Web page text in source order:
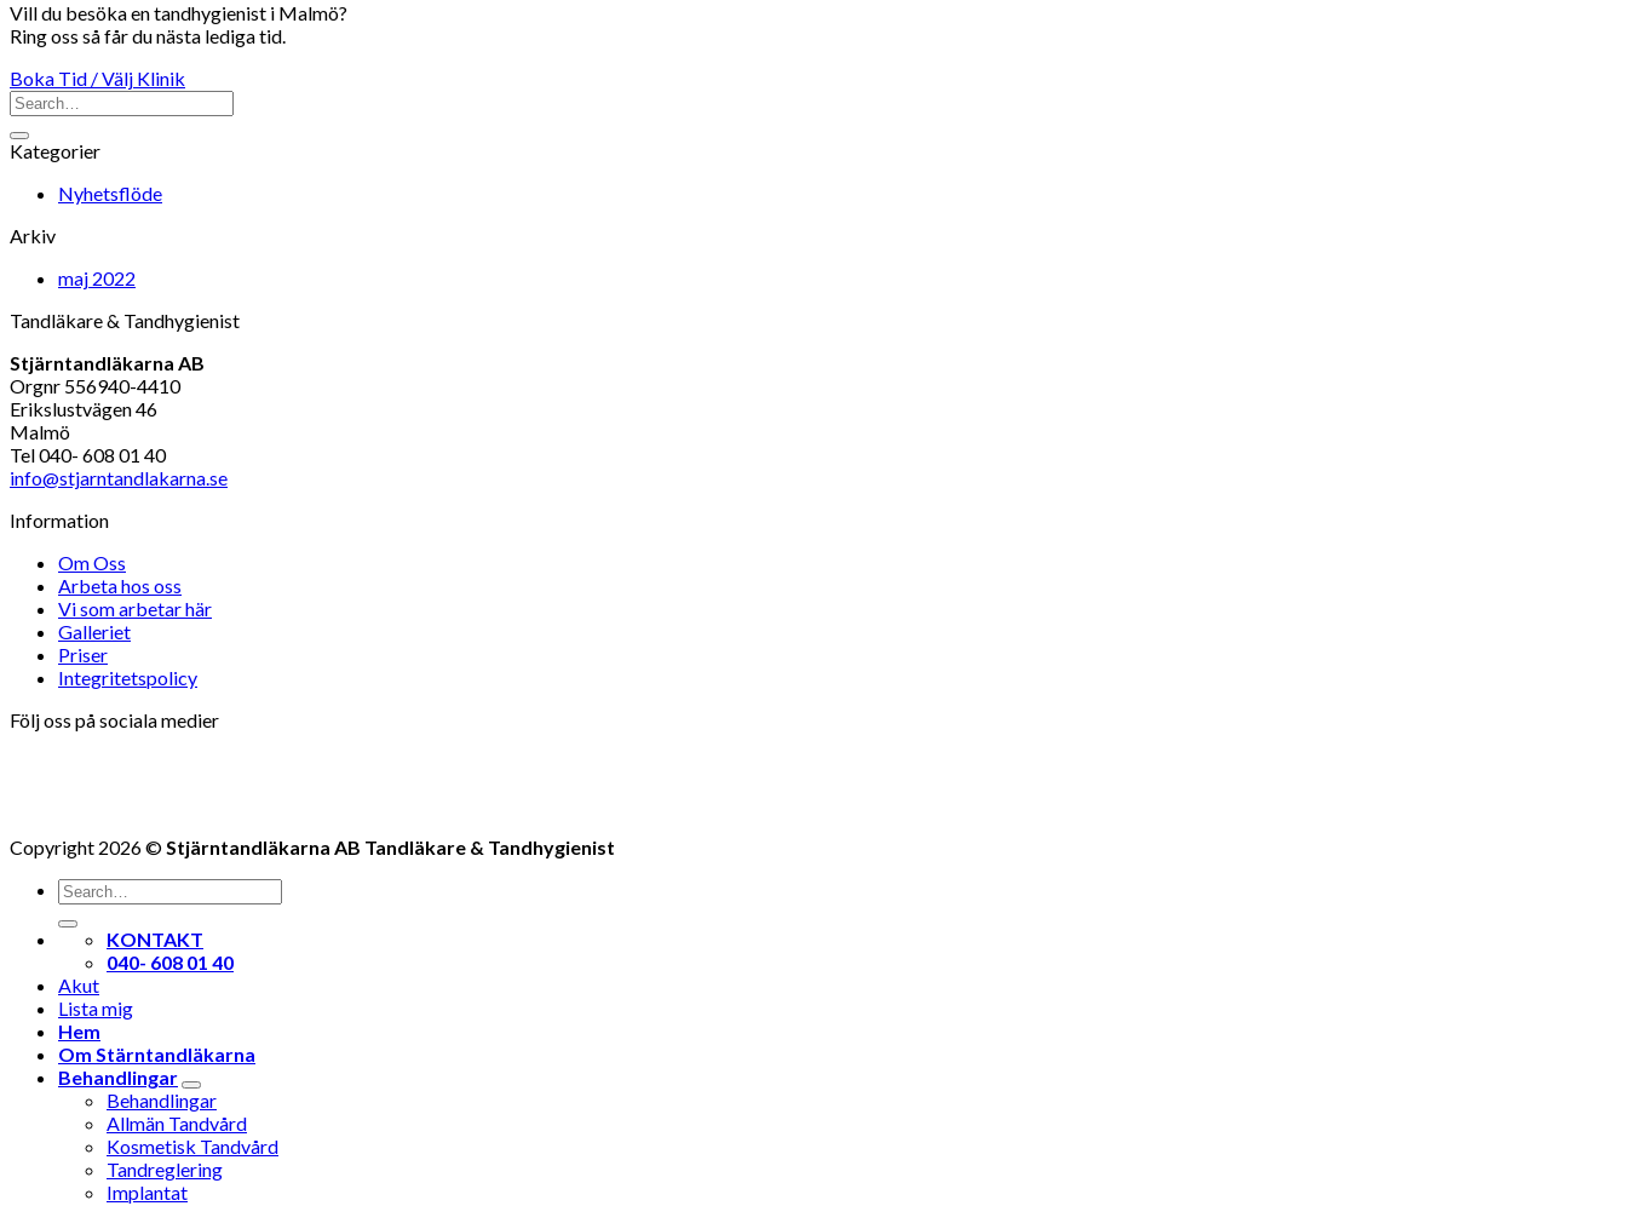
Vill du besöka en tandhygienist i Malmö?
Ring oss så får du nästa lediga tid.
Boka Tid / Välj Klinik
Kategorier
Nyhetsflöde
Arkiv
maj 2022
Tandläkare & Tandhygienist
Stjärntandläkarna AB
Orgnr 556940-4410
Erikslustvägen 46
Malmö
Tel 040- 608 01 40
info@stjarntandlakarna.se
Information
Om Oss
Arbeta hos oss
Vi som arbetar här
Galleriet
Priser
Integritetspolicy
Följ oss på sociala medier
Copyright 2026 ©Stjärntandläkarna AB Tandläkare & Tandhygienist
KONTAKT
040- 608 01 40
Akut
Lista mig
Hem
Om Stärntandläkarna
Behandlingar
Behandlingar
Allmän Tandvård
Kosmetisk Tandvård
Tandreglering
Implantat